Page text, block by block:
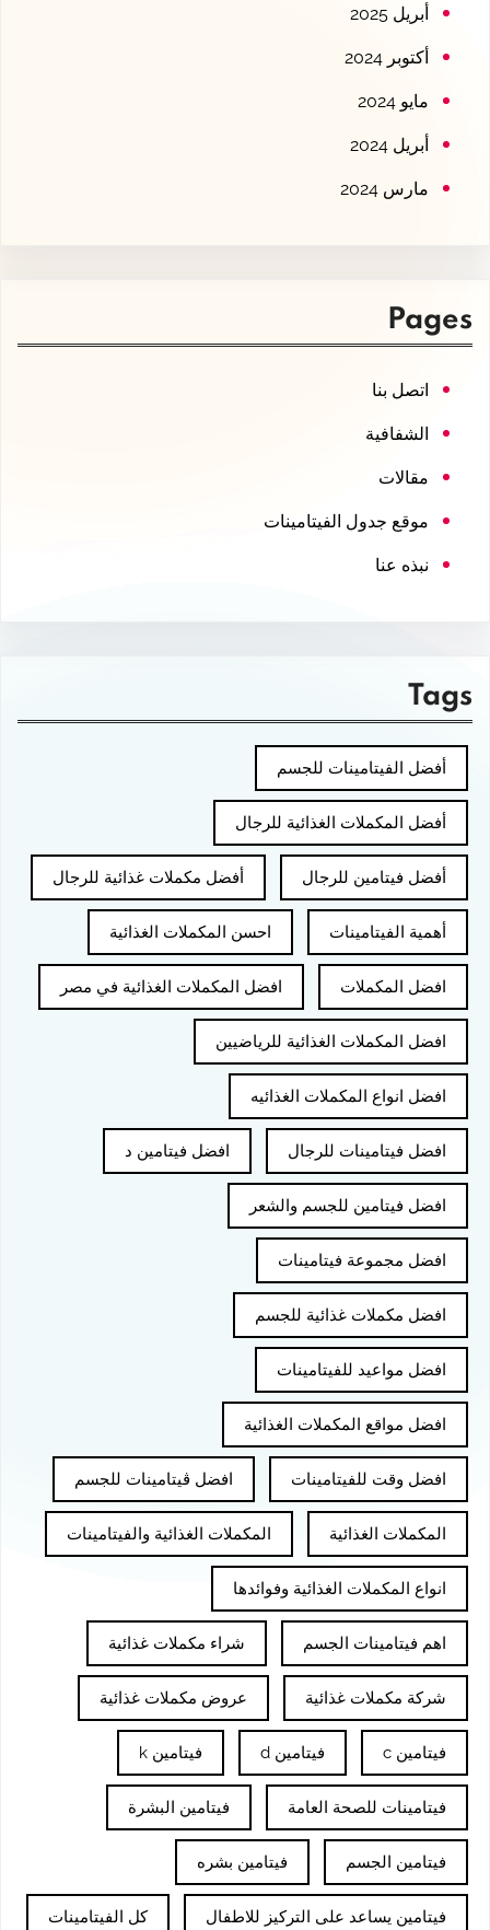
أبريل 2025
أكتوبر 2024
مايو 2024
أبريل 2024
مارس 2024
Pages
اتصل بنا
الشفافية
مقالات
موقع جدول الفيتامينات
نبذه عنا
Tags
أفضل الفيتامينات للجسم
أفضل المكملات الغذائية للرجال
أفضل فيتامين للرجال أفضل مكملات غذائية للرجال
أهمية الفيتامينات احسن المكملات الغذائية
افضل المكملات افضل المكملات الغذائية في مصر
افضل المكملات الغذائية للرياضيين
افضل انواع المكملات الغذائيه
افضل فيتامينات للرجال افضل فيتامين د
افضل فيتامين للجسم والشعر
افضل مجموعة فيتامينات
افضل مكملات غذائية للجسم
افضل مواعيد للفيتامينات
افضل مواقع المكملات الغذائية
افضل وقت للفيتامينات افضل ڤيتامينات للجسم
المكملات الغذائية المكملات الغذائية والفيتامينات
انواع المكملات الغذائية وفوائدها
اهم فيتامينات الجسم شراء مكملات غذائية
شركة مكملات غذائية عروض مكملات غذائية
فيتامين c فيتامين d فيتامين k
فيتامينات للصحة العامة فيتامين البشرة
فيتامين الجسم فيتامين بشره
فيتامين يساعد على التركيز للاطفال كل الفيتامينات